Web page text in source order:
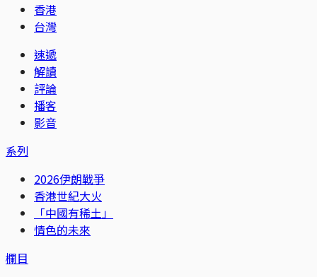
香港
台灣
速遞
解讀
評論
播客
影音
系列
2026伊朗戰爭
香港世紀大火
「中國有稀土」
情色的未來
欄目